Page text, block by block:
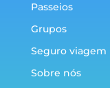
Passeios
Grupos
Seguro viagem
Sobre nós